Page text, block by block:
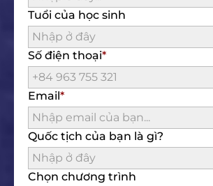
Tuổi của học sinh
Số điện thoại
Email
Quốc tịch của bạn là gì?
Chọn chương trình